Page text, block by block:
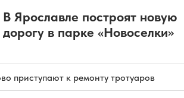
В Ярославле построят новую
дорогу в парке «Новоселки»
приступают к ремонту тротуаров